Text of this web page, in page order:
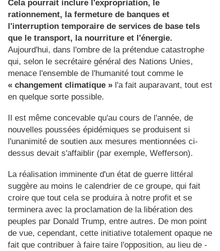
Cela pourrait inclure l'expropriation, le
rationnement, la fermeture de banques et
l'interruption temporaire de services de base tels
que le transport, la nourriture et l'énergie.
Aujourd'hui, dans l'ombre de la prétendue catastrophe
qui, selon le secrétaire général des Nations Unies,
menace l'ensemble de l'humanité tout comme le
« changement climatique » l'a fait auparavant, tout est
en quelque sorte possible.
Il est même concevable qu'au cours de l'année, de
nouvelles poussées épidémiques se produisent si
l'unanimité de soutien aux mesures mentionnées ci-
dessus devait s'affaiblir (par exemple, Wefferson).
La réalisation imminente d'un état de guerre littéral
suggère au moins le calendrier de ce groupe, qui fait
croire que tout cela se produira à notre profit et se
terminera avec la proclamation de la libération des
peuples par Donald Trump, entre autres. De mon point
de vue, cependant, cette initiative totalement opaque ne
fait que contribuer à faire taire l'opposition, au lieu de -